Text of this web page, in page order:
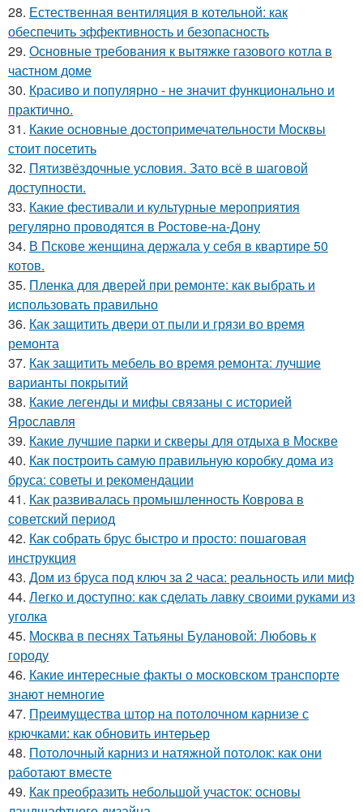
28. Естественная вентиляция в котельной: как
обеспечить эффективность и безопасность
29. Основные требования к вытяжке газового котла в
частном доме
30. Красиво и популярно - не значит функционально и
практично.
31. Какие основные достопримечательности Москвы
стоит посетить
32. Пятизвёздочные условия. Зато всё в шаговой
доступности.
33. Какие фестивали и культурные мероприятия
регулярно проводятся в Ростове-на-Дону
34. В Пскове женщина держала у себя в квартире 50
котов.
35. Пленка для дверей при ремонте: как выбрать и
использовать правильно
36. Как защитить двери от пыли и грязи во время
ремонта
37. Как защитить мебель во время ремонта: лучшие
варианты покрытий
38. Какие легенды и мифы связаны с историей
Ярославля
39. Какие лучшие парки и скверы для отдыха в Москве
40. Как построить самую правильную коробку дома из
бруса: советы и рекомендации
41. Как развивалась промышленность Коврова в
советский период
42. Как собрать брус быстро и просто: пошаговая
инструкция
43. Дом из бруса под ключ за 2 часа: реальность или миф
44. Легко и доступно: как сделать лавку своими руками из
уголка
45. Москва в песнях Татьяны Булановой: Любовь к
городу
46. Какие интересные факты о московском транспорте
знают немногие
47. Преимущества штор на потолочном карнизе с
крючками: как обновить интерьер
48. Потолочный карниз и натяжной потолок: как они
работают вместе
49. Как преобразить небольшой участок: основы